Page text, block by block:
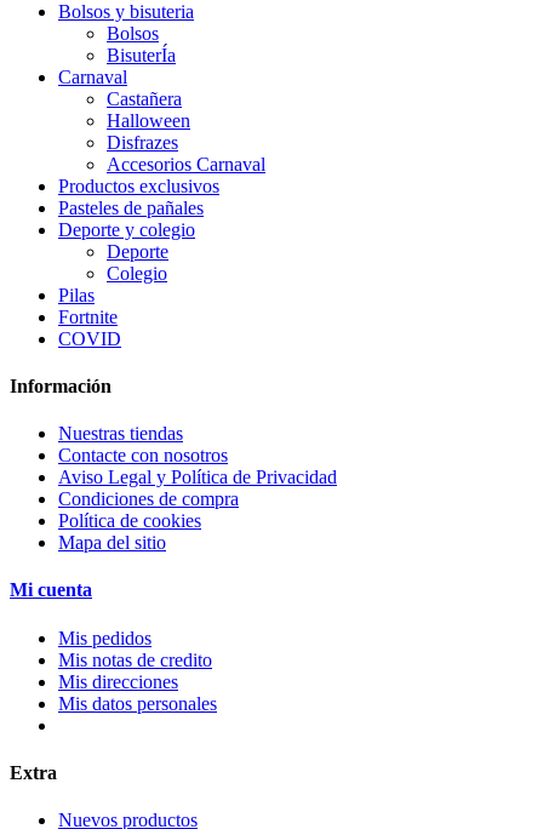
Bolsos y bisuteria
Bolsos
BisuterÍa
Carnaval
Castañera
Halloween
Disfrazes
Accesorios Carnaval
Productos exclusivos
Pasteles de pañales
Deporte y colegio
Deporte
Colegio
Pilas
Fortnite
COVID
Información
Nuestras tiendas
Contacte con nosotros
Aviso Legal y Política de Privacidad
Condiciones de compra
Política de cookies
Mapa del sitio
Mi cuenta
Mis pedidos
Mis notas de credito
Mis direcciones
Mis datos personales
Extra
Nuevos productos